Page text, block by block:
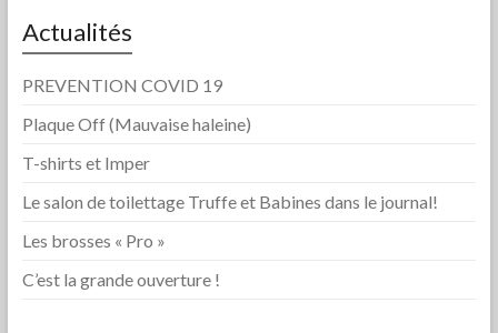
Actualités
PREVENTION COVID 19
Plaque Off (Mauvaise haleine)
T-shirts et Imper
Le salon de toilettage Truffe et Babines dans le journal!
Les brosses « Pro »
C’est la grande ouverture !